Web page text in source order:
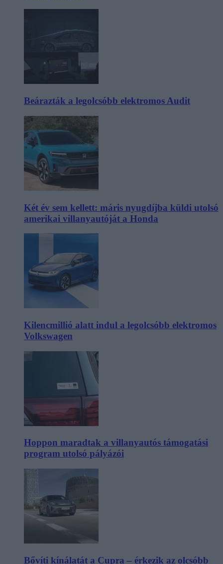
Beárazták a legolcsóbb elektromos Audit
Két év sem kellett: máris nyugdíjba küldi utolsó
amerikai villanyautóját a Honda
Kilencmillió alatt indul a legolcsóbb elektromos
Volkswagen
Hoppon maradtak a villanyautós támogatási
program utolsó pályázói
Bővíti kínálatát a Cupra – érkezik az olcsóbb